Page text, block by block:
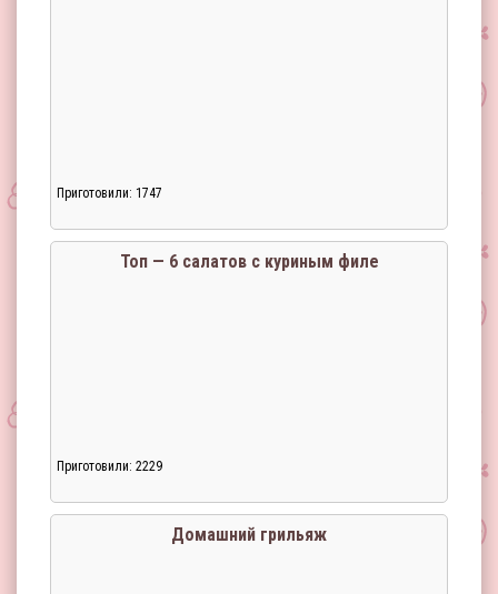
Приготовили: 1747
Топ — 6 салатов с куриным филе
Приготовили: 2229
Домашний грильяж